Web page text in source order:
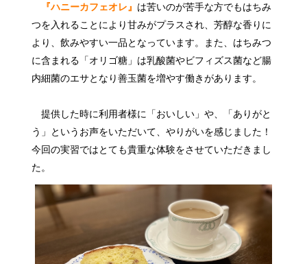
『ハニーカフェオレ』 は苦いのが苦手な方でもはちみ
つを入れることにより甘みがプラスされ、芳醇な香りに
より、飲みやすい一品となっています。また、はちみつ
に含まれる「オリゴ糖」は乳酸菌やビフィズス菌など腸
内細菌のエサとなり善玉菌を増やす働きがあります。
提供した時に利用者様に「おいしい」や、「ありがと
う」というお声をいただいて、やりがいを感じました！
今回の実習ではとても貴重な体験をさせていただきまし
た。